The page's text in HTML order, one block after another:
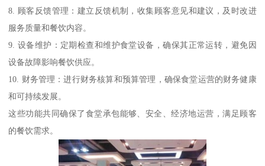
8. 顾客反馈管理：建立反馈机制，收集顾客意见和建议，及时改进
服务质量和餐饮内容。
9. 设备维护：定期检查和维护食堂设备，确保其正常运转，避免因
设备故障影响餐饮供应。
10. 财务管理：进行财务核算和预算管理，确保食堂运营的财务健康
和可持续发展。
这些功能共同确保了食堂承包能够、安全、经济地运营，满足顾客
的餐饮需求。